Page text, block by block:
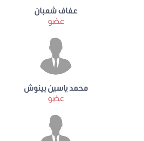
عفاف شعبان
عضو
محمد ياسين بينوش
عضو